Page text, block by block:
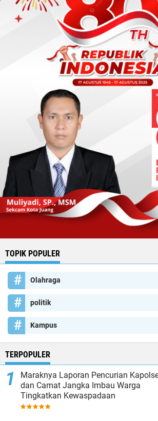
TOPIK POPULER
Olahraga
politik
Kampus
TERPOPULER
Maraknya Laporan Pencurian
dan Camat Jangka Imbau Warga
Tingkatkan Kewaspadaan